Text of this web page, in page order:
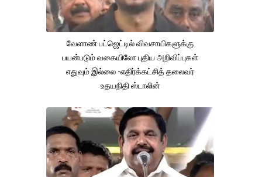
வேளாண் பட்ஜெட்டில் விவசாயிகளுக்கு
பயன்படும் வகையிலோ புதிய அறிவிப்புகள்
எதுவும் இல்லை -எதிர்க்கட்சித் தலைவர்
உதயநிதி ஸ்டாலின்